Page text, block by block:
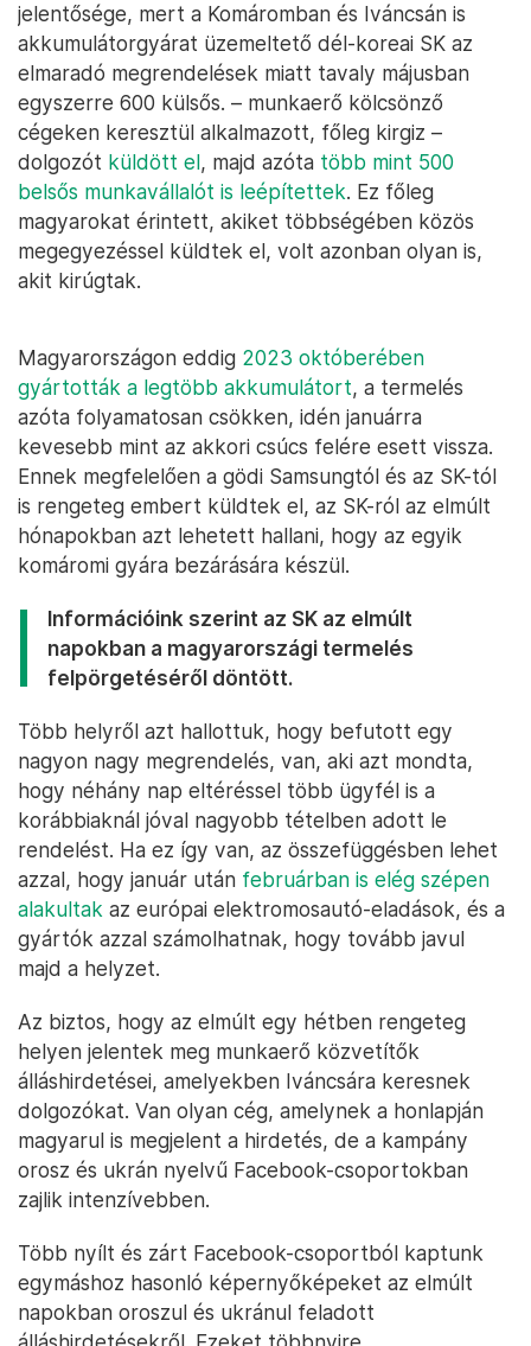
jelentősége, mert a Komáromban és Iváncsán is
akkumulátorgyárat üzemeltető dél-koreai SK az
elmaradó megrendelések miatt tavaly májusban
egyszerre 600 külsős. – munkaerő kölcsönző
cégeken keresztül alkalmazott, főleg kirgiz –
dolgozót küldött el, majd azóta több mint 500
belsős munkavállalót is leépítettek. Ez főleg
magyarokat érintett, akiket többségében közös
megegyezéssel küldtek el, volt azonban olyan is,
akit kirúgtak.
Magyarországon eddig 2023 októberében
gyártották a legtöbb akkumulátort, a termelés
azóta folyamatosan csökken, idén januárra
kevesebb mint az akkori csúcs felére esett vissza.
Ennek megfelelően a gödi Samsungtól és az SK-tól
is rengeteg embert küldtek el, az SK-ról az elmúlt
hónapokban azt lehetett hallani, hogy az egyik
komáromi gyára bezárására készül.
Információink szerint az SK az elmúlt
napokban a magyarországi termelés
felpörgetéséről döntött.
Több helyről azt hallottuk, hogy befutott egy
nagyon nagy megrendelés, van, aki azt mondta,
hogy néhány nap eltéréssel több ügyfél is a
korábbiaknál jóval nagyobb tételben adott le
rendelést. Ha ez így van, az összefüggésben lehet
azzal, hogy január után februárban is elég szépen
alakultak az európai elektromosautó-eladások, és a
gyártók azzal számolhatnak, hogy tovább javul
majd a helyzet.
Az biztos, hogy az elmúlt egy hétben rengeteg
helyen jelentek meg munkaerő közvetítők
álláshirdetései, amelyekben Iváncsára keresnek
dolgozókat. Van olyan cég, amelynek a honlapján
magyarul is megjelent a hirdetés, de a kampány
orosz és ukrán nyelvű Facebook-csoportokban
zajlik intenzívebben.
Több nyílt és zárt Facebook-csoportból kaptunk
egymáshoz hasonló képernyőképeket az elmúlt
napokban oroszul és ukránul feladott